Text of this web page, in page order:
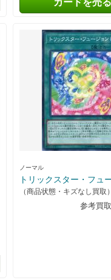
カードを売る
ノーマル
トリックスター・フュ
（商品状態・キズなし買取）
参考買